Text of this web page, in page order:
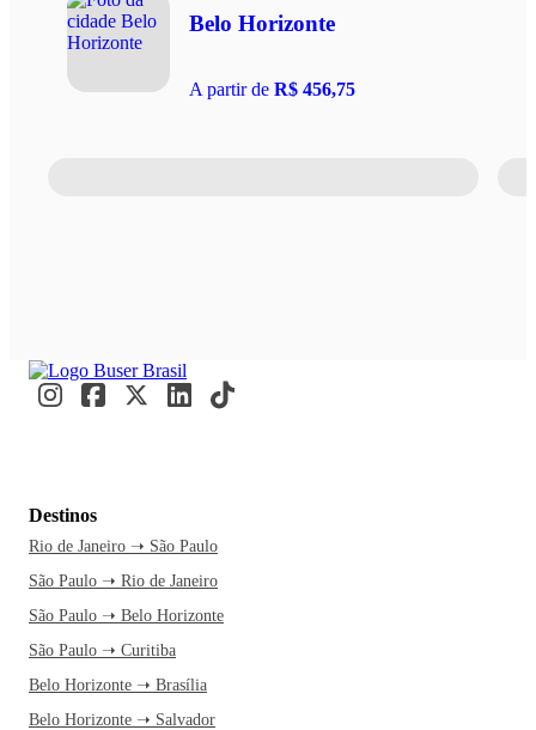
Belo Horizonte
A partir de R$ 456,75
Destinos
Rio de Janeiro ➝ São Paulo
São Paulo ➝ Rio de Janeiro
São Paulo ➝ Belo Horizonte
São Paulo ➝ Curitiba
Belo Horizonte ➝ Brasília
Belo Horizonte ➝ Salvador